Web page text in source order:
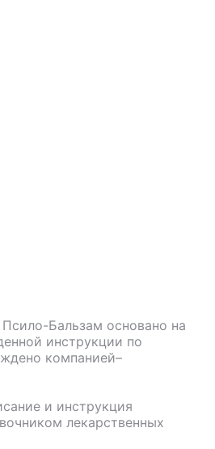
Псило-Бальзам основано на
инструкции по
компанией–
и инструкция
лекарственных